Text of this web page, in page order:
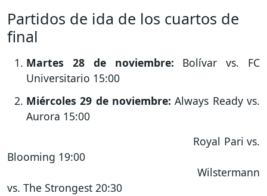
Partidos de ida de los cuartos de
final
Martes 28 de noviembre: Bolívar vs. FC
Universitario 15:00
Miércoles 29 de noviembre: Always Ready vs.
Aurora 15:00
Royal Pari vs.
Blooming 19:00
Wilstermann
vs. The Strongest 20:30